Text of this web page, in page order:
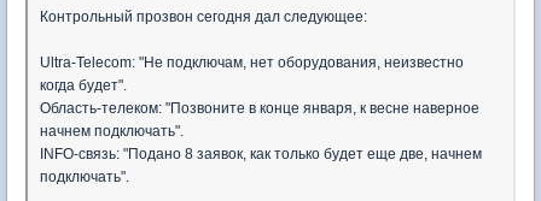
Контрольный прозвон сегодня дал следующее:
Ultra-Telecom: "Не подключам, нет оборудования, неизвестно
когда будет".
Область-телеком: "Позвоните в конце января, к весне наверное
начнем подключать".
INFO-связь: "Подано 8 заявок, как только будет еще две, начнем
подключать".